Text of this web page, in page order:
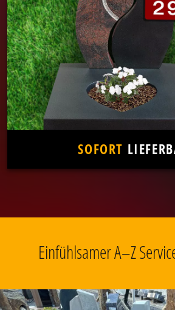
SOFORT
Einfühlsamer A–Z